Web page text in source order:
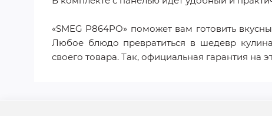
«SMEG P864PO» поможет вам готовить
Любое блюдо превратиться в шедевр
своего товара. Так, официальная гарантия на